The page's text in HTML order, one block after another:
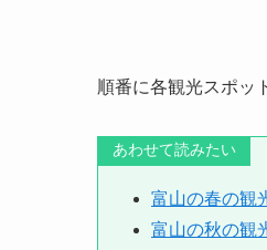
順番に各観光スポッ
あわせて読みたい
富山の春の観
富山の秋の観